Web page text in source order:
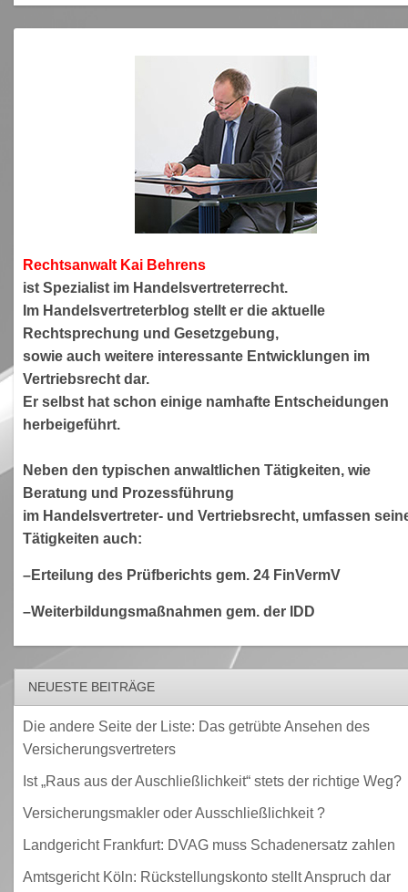
Rechtsanwalt Kai Behrens
ist Spezialist im Handelsvertreterrecht.
Im Handelsvertreterblog stellt er die aktuelle
Rechtsprechung und Gesetzgebung,
sowie auch weitere interessante Entwicklungen im
Vertriebsrecht dar.
Er selbst hat schon einige namhafte Entscheidungen
herbeigeführt.
Neben den typischen anwaltlichen Tätigkeiten, wie
Beratung und Prozessführung
im Handelsvertreter- und Vertriebsrecht, umfassen
Tätigkeiten auch:
–Erteilung des Prüfberichts gem. 24 FinVermV
–Weiterbildungsmaßnahmen gem. der IDD
NEUESTE BEITRÄGE
Die andere Seite der Liste: Das getrübte Ansehen des
Versicherungsvertreters
Ist „Raus aus der Auschließlichkeit“ stets der richtige Weg?
Versicherungsmakler oder Ausschließlichkeit ?
Landgericht Frankfurt: DVAG muss Schadenersatz zahlen
Amtsgericht Köln: Rückstellungskonto stellt Anspruch dar